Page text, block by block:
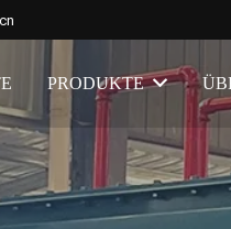
PRODUKTE